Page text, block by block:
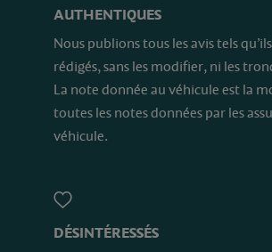
AUTHENTIQUES
Nous publions tous les avis tels
rédigés, sans les modifier, ni les
La note donnée au véhicule est la
toutes les notes données par les
véhicule.
DÉSINTÉRESSÉS